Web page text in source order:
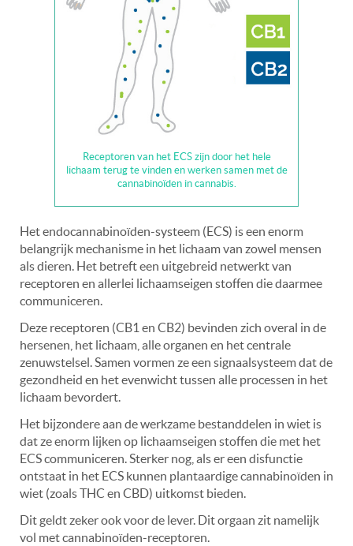
Receptoren van het ECS zijn door het hele
lichaam terug te vinden en werken samen met de
cannabinoïden in cannabis.
Het endocannabinoïden-systeem (ECS) is een enorm
belangrijk mechanisme in het lichaam van zowel mensen
als dieren. Het betreft een uitgebreid netwerkt van
receptoren en allerlei lichaamseigen stoffen die daarmee
communiceren.
Deze receptoren (CB1 en CB2) bevinden zich overal in de
hersenen, het lichaam, alle organen en het centrale
zenuwstelsel. Samen vormen ze een signaalsysteem dat de
gezondheid en het evenwicht tussen alle processen in het
lichaam bevordert.
Het bijzondere aan de werkzame bestanddelen in wiet is
dat ze enorm lijken op lichaamseigen stoffen die met het
ECS communiceren. Sterker nog, als er een disfunctie
ontstaat in het ECS kunnen plantaardige cannabinoïden in
wiet (zoals THC en CBD) uitkomst bieden.
Dit geldt zeker ook voor de lever. Dit orgaan zit namelijk
vol met cannabinoïden-receptoren.